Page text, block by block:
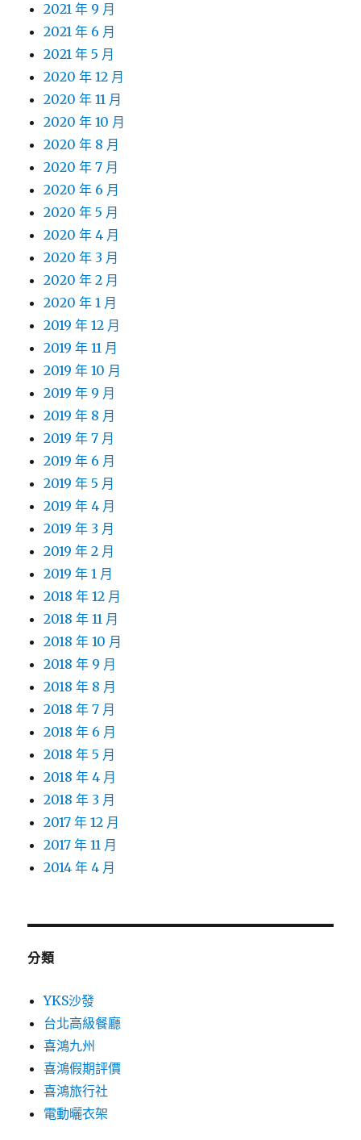
2021 年 9 月
2021 年 6 月
2021 年 5 月
2020 年 12 月
2020 年 11 月
2020 年 10 月
2020 年 8 月
2020 年 7 月
2020 年 6 月
2020 年 5 月
2020 年 4 月
2020 年 3 月
2020 年 2 月
2020 年 1 月
2019 年 12 月
2019 年 11 月
2019 年 10 月
2019 年 9 月
2019 年 8 月
2019 年 7 月
2019 年 6 月
2019 年 5 月
2019 年 4 月
2019 年 3 月
2019 年 2 月
2019 年 1 月
2018 年 12 月
2018 年 11 月
2018 年 10 月
2018 年 9 月
2018 年 8 月
2018 年 7 月
2018 年 6 月
2018 年 5 月
2018 年 4 月
2018 年 3 月
2017 年 12 月
2017 年 11 月
2014 年 4 月
分類
YKS沙發
台北高級餐廳
喜鴻九州
喜鴻假期評價
喜鴻旅行社
電動曬衣架